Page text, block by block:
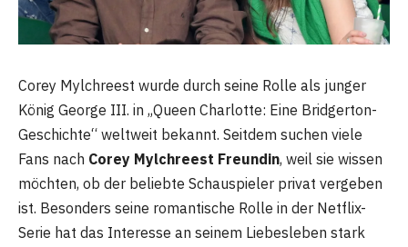
Corey Mylchreest wurde durch seine Rolle als junger
König George III. in „Queen Charlotte: Eine Bridgerton-
Geschichte“ weltweit bekannt. Seitdem suchen viele
Fans nach Corey Mylchreest Freundin, weil sie wissen
möchten, ob der beliebte Schauspieler privat vergeben
ist. Besonders seine romantische Rolle in der Netflix-
Serie hat das Interesse an seinem Liebesleben stark